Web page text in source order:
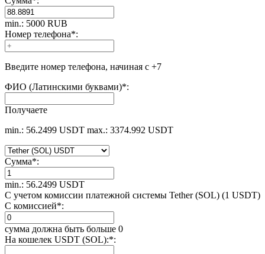
min.: 5000 RUB
Номер телефона*:
Введите номер телефона, начиная с +7
ФИО (Латинскими буквами)*:
Получаете
min.: 56.2499 USDT max.: 3374.992 USDT
Сумма*:
min.: 56.2499 USDT
С учетом комиссии платежной системы Tether (SOL) (1 USDT)
С комиссией*:
сумма должна быть больше 0
На кошелек USDT (SOL):*: